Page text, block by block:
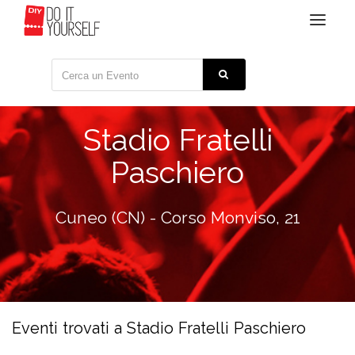
Toggle
Stadio Fratelli
Paschiero
Cuneo (CN) - Corso Monviso, 21
Eventi trovati a Stadio Fratelli Paschiero